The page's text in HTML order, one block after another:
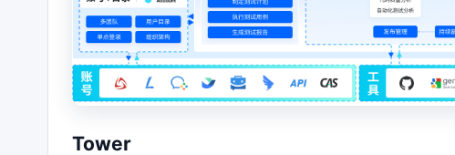
Tower